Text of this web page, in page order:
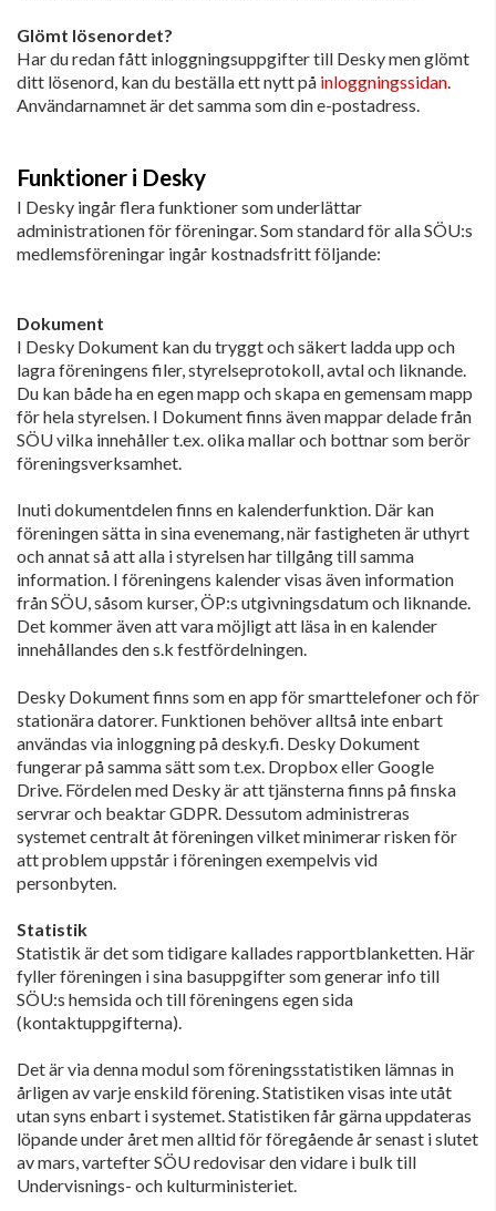
Glömt lösenordet?
Har du redan fått inloggningsuppgifter till Desky men glömt
ditt lösenord, kan du beställa ett nytt på inloggningssidan
Användarnamnet är det samma som din e-postadress.
Funktioner i Desky
I Desky ingår flera funktioner som underlättar
administrationen för föreningar. Som standard för alla SÖU:s
medlemsföreningar ingår kostnadsfritt följande:
Dokument
I Desky Dokument kan du tryggt och säkert ladda upp och
lagra föreningens filer, styrelseprotokoll, avtal och liknande.
Du kan både ha en egen mapp och skapa en gemensam mapp
för hela styrelsen. I Dokument finns även mappar delade från
SÖU vilka innehåller t.ex. olika mallar och bottnar som berör
föreningsverksamhet.
Inuti dokumentdelen finns en kalenderfunktion. Där kan
föreningen sätta in sina evenemang, när fastigheten är uthyrt
och annat så att alla i styrelsen har tillgång till samma
information. I föreningens kalender visas även information
från SÖU, såsom kurser, ÖP:s utgivningsdatum och liknande.
Det kommer även att vara möjligt att läsa in en kalender
innehållandes den s.k festfördelningen.
Desky Dokument finns som en app för smarttelefoner och för
stationära datorer. Funktionen behöver alltså inte enbart
användas via inloggning på desky.fi. Desky Dokument
fungerar på samma sätt som t.ex. Dropbox eller Google
Drive. Fördelen med Desky är att tjänsterna finns på finska
servrar och beaktar GDPR. Dessutom administreras
systemet centralt åt föreningen vilket minimerar risken för
att problem uppstår i föreningen exempelvis vid
personbyten.
Statistik
Statistik är det som tidigare kallades rapportblanketten. Här
fyller föreningen i sina basuppgifter som generar info till
SÖU:s hemsida och till föreningens egen sida
(kontaktuppgifterna).
Det är via denna modul som föreningsstatistiken lämnas in
årligen av varje enskild förening. Statistiken visas inte utåt
utan syns enbart i systemet. Statistiken får gärna uppdateras
löpande under året men alltid för föregående år senast i slutet
av mars, vartefter SÖU redovisar den vidare i bulk till
Undervisnings- och kulturministeriet.